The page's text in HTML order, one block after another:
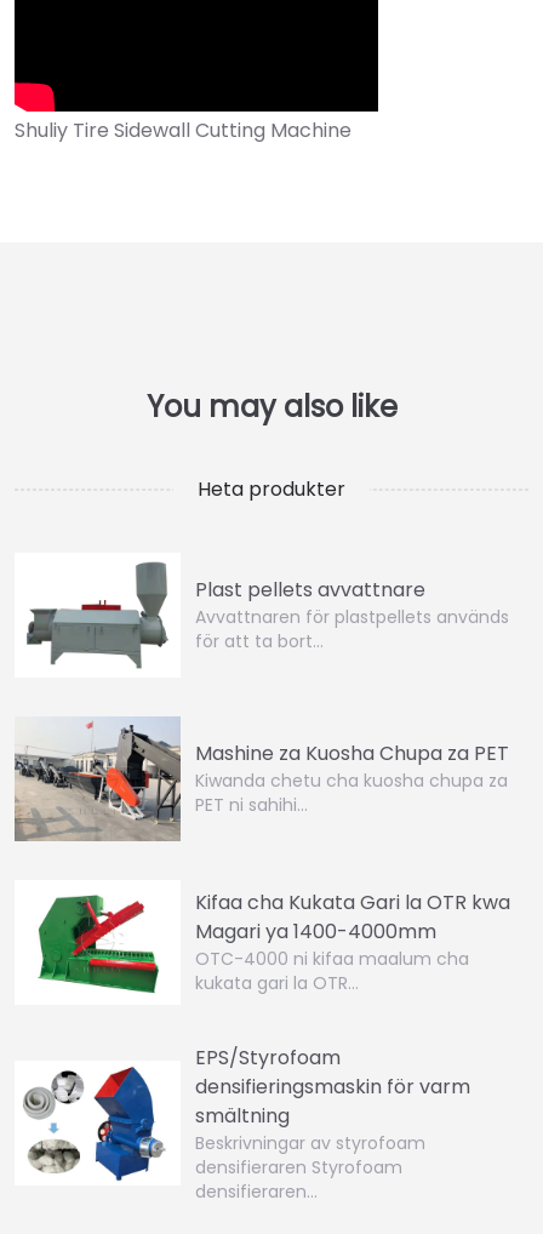
Heta produkter
Plast pellets avvattnare
Avvattnaren för plastpellets används
för att ta bort…
Mashine za Kuosha Chupa za PET
Kiwanda chetu cha kuosha chupa za
PET ni sahihi…
Kifaa cha Kukata Gari la OTR kwa
Magari ya 1400-4000mm
OTC-4000 ni kifaa maalum cha
kukata gari la OTR…
EPS/Styrofoam
densifieringsmaskin för varm
smältning
Beskrivningar av styrofoam
densifieraren Styrofoam
densifieraren…